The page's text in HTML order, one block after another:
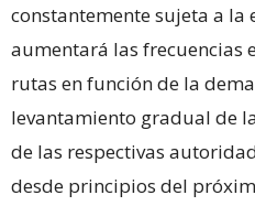
constantemente sujeta a la
aumentará las frecuencias
rutas en función de la
levantamiento gradual de
de las respectivas
desde principios del